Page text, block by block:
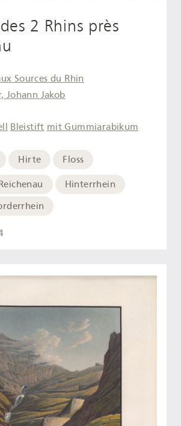
2 Rhins près
Sources du Rhin
Johann Jakob
Bleistift mit Gummiarabikum
Hirte Floss
Hinterrhein